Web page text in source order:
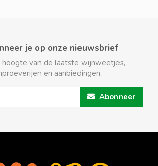
je op onze nieuwsbrief
hoogte van de laatste wijnweetjes,
en aanbiedingen.
Abonneer